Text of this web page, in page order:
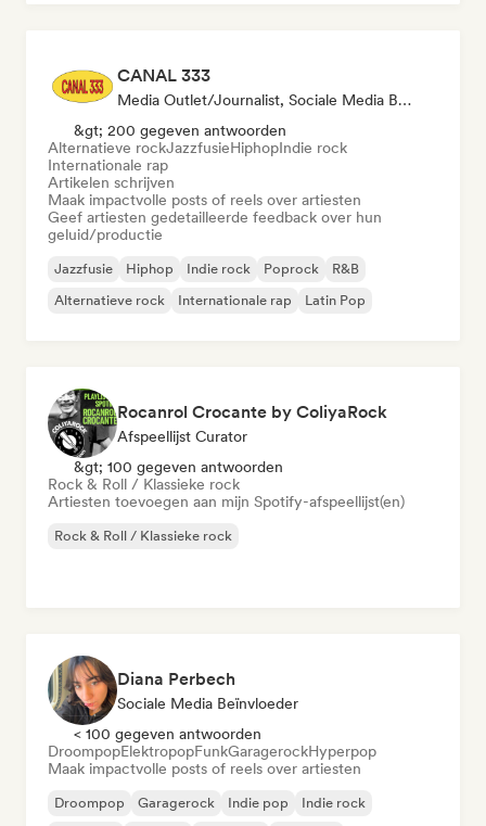
CANAL 333
Media Outlet/Journalist, Sociale Media Beïnvloeder, Geluidsexpert
&gt; 200 gegeven antwoorden
Alternatieve rockJazzfusieHiphopIndie rock
Internationale rap
Artikelen schrijven
Maak impactvolle posts of reels over artiesten
Geef artiesten gedetailleerde feedback over hun
geluid/productie
Jazzfusie Hiphop Indie rock Poprock
R&B
Alternatieve rock
Internationale rap Latin Pop
Rocanrol Crocante by ColiyaRock
Afspeellijst Curator
&gt; 100 gegeven antwoorden
Rock & Roll / Klassieke rock
Artiesten toevoegen aan mijn Spotify-afspeellijst(en)
Rock & Roll / Klassieke rock
Diana Perbech
Sociale Media Beïnvloeder
< 100 gegeven antwoorden
DroompopElektropopFunkGaragerockHyperpop
Maak impactvolle posts of reels over artiesten
Droompop Garagerock Indie pop Indie rock